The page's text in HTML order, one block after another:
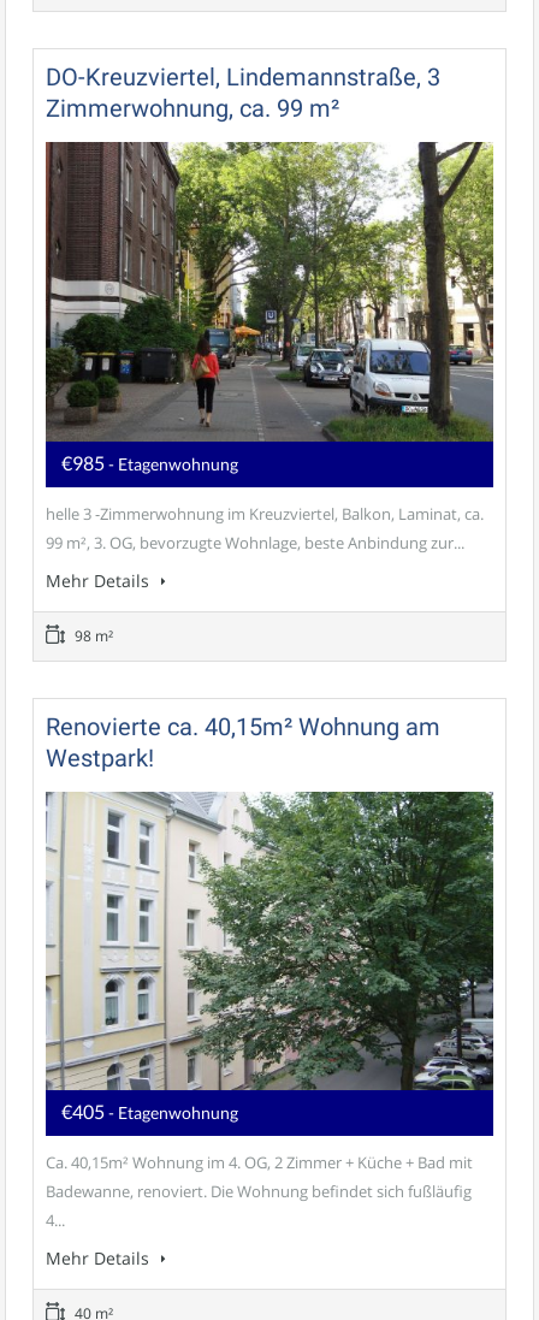
DO-Kreuzviertel, Lindemannstraße, 3
Zimmerwohnung, ca. 99 m²
€985- Etagenwohnung
helle 3 -Zimmerwohnung im Kreuzviertel, Balkon, Laminat, ca.
99 m², 3. OG, bevorzugte Wohnlage, beste Anbindung zur...
Mehr Details
98 m²
Renovierte ca. 40,15m² Wohnung am
Westpark!
€405- Etagenwohnung
Ca. 40,15m² Wohnung im 4. OG, 2 Zimmer + Küche + Bad mit
Badewanne, renoviert. Die Wohnung befindet sich fußläufig
4...
Mehr Details
40 m²